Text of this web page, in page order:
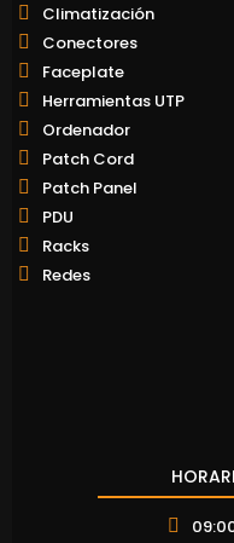
Climatización
Conectores
Faceplate
Herramientas UTP
Ordenador
Patch Cord
Patch Panel
PDU
Racks
Redes